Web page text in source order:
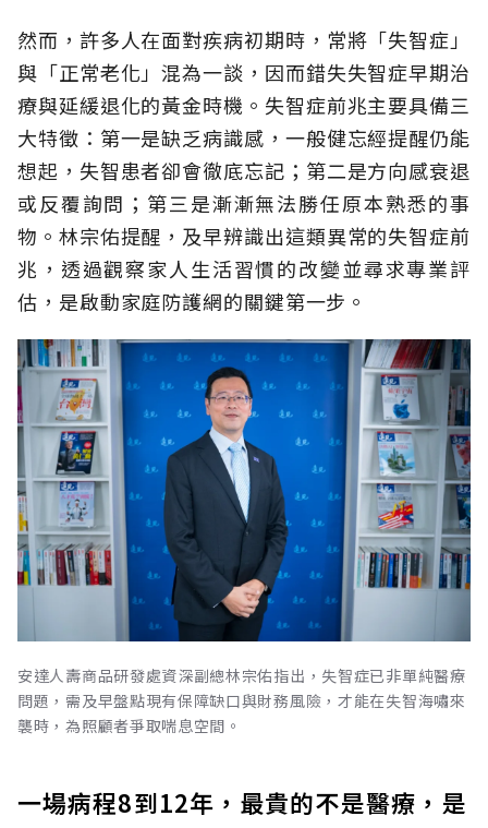
然而，許多人在面對疾病初期時，常將「失智症」
與「正常老化」混為一談，因而錯失失智症早期治
療與延緩退化的黃金時機。失智症前兆主要具備三
大特徵：第一是缺乏病識感，一般健忘經提醒仍能
想起，失智患者卻會徹底忘記；第二是方向感衰退
或反覆詢問；第三是漸漸無法勝任原本熟悉的事
物。林宗佑提醒，及早辨識出這類異常的失智症前
兆，透過觀察家人生活習慣的改變並尋求專業評
估，是啟動家庭防護網的關鍵第一步。
安達人壽商品研發處資深副總林宗佑指出，失智症已非單純醫療
問題，需及早盤點現有保障缺口與財務風險，才能在失智海嘯來
襲時，為照顧者爭取喘息空間。
一場病程8到12年，最貴的不是醫療，是